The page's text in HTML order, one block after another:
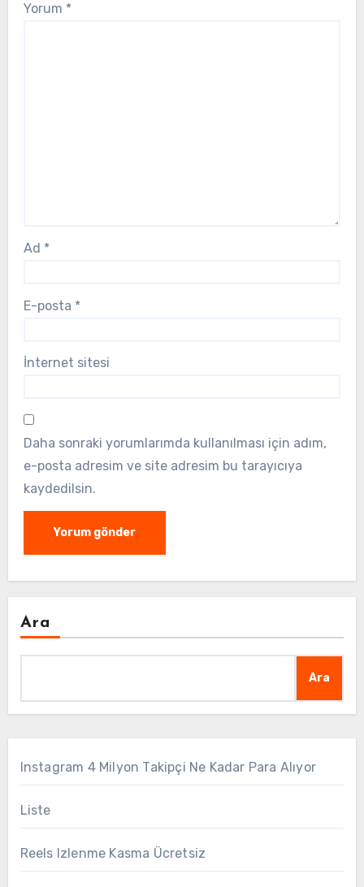
Yorum *
Ad *
E-posta *
İnternet sitesi
Daha sonraki yorumlarımda kullanılması için adım,
e-posta adresim ve site adresim bu tarayıcıya
kaydedilsin.
Ara
Ara
Instagram 4 Milyon Takipçi Ne Kadar Para Alıyor
Liste
Reels Izlenme Kasma Ücretsiz